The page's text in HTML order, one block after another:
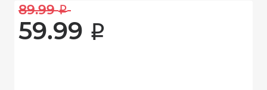
89.99 i
59.99 i